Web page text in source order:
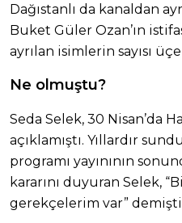
Dağıstanlı da kanaldan
Buket Güler Ozan’ın
ayrılan isimlerin sayısı
Ne olmuştu?
Seda Selek, 30 Nisan’da
açıklamıştı. Yıllardır
programı yayınının
kararını duyuran Selek,
gerekçelerim var”